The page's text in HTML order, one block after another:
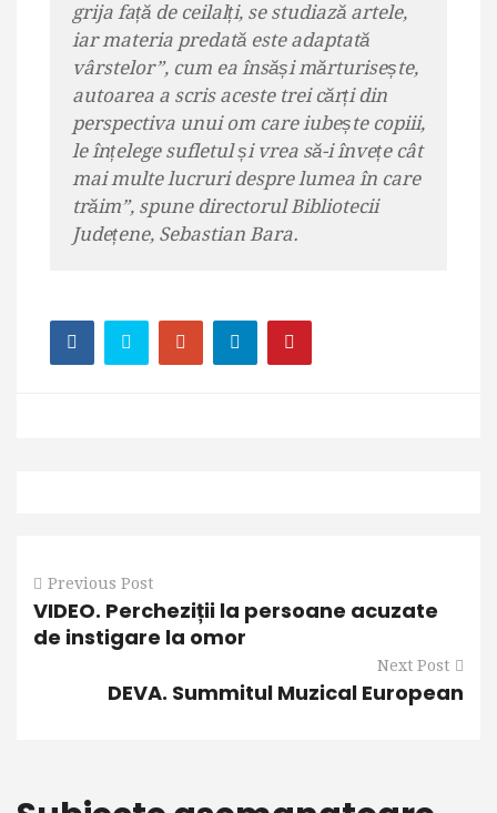
grija față de ceilalți, se studiază artele,
iar materia predată este adaptată
vârstelor”, cum ea însăși mărturisește,
autoarea a scris aceste trei cărți din
perspectiva unui om care iubește copiii,
le înțelege sufletul și vrea să-i învețe cât
mai multe lucruri despre lumea în care
trăim”, spune directorul Bibliotecii
Județene, Sebastian Bara.
Previous Post
VIDEO. Percheziții la persoane acuzate
de instigare la omor
Next Post
DEVA. Summitul Muzical European